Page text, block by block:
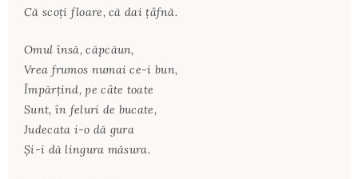
Că scoți floare, că dai țâfnă.
Omul însă, căpcăun,
Vrea frumos numai ce-i bun,
Împărțind, pe câte toate
Sunt, în feluri de bucate,
Judecata i-o dă gura
Și-i dă lingura măsura.